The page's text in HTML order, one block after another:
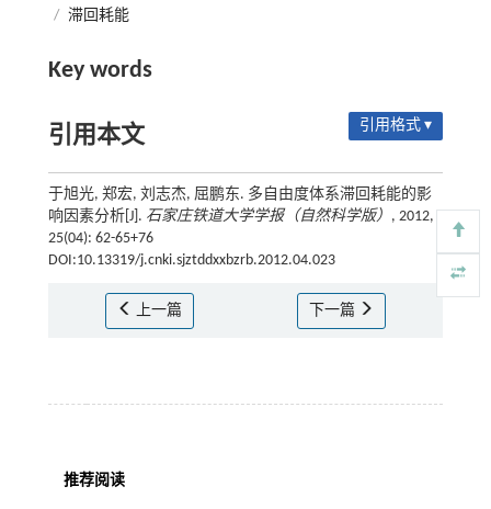
/ 滞回耗能
Key words
引用本文 引用格式 ▾
于旭光, 郑宏, 刘志杰, 屈鹏东. 多自由度体系滞回耗能的影
响因素分析[J]. 石家庄铁道大学学报（自然科学版） , 2012,
25(04): 62-65+76
DOI:10.13319/j.cnki.sjztddxxbzrb.2012.04.023
上一篇 下一篇